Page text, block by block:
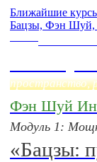
Ближайшие
Бацзы, Фэн Шуй,
пространство,
Фэн Шуй
Модуль 1:
«Бацзы: